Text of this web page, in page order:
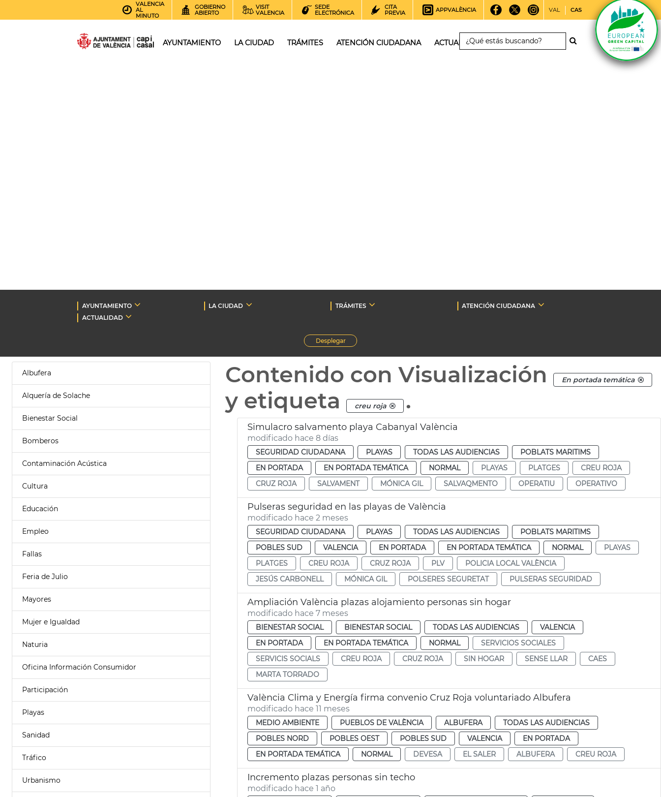
VALENCIA
AL
MINUTO
GOBIERNO
ABIERTO
VISIT
VALENCIA
SEDE
ELECTRÓNICA
CITA
PREVIA
APPVALÈNCIA VAL CAS
AYUNTAMIENTO LA CIUDAD TRÁMITES ATENCIÓN CIUDADANA ACTUALIDAD
AYUNTAMIENTO LA CIUDAD TRÁMITES
ATENCIÓN CIUDADANA
ACTUALIDAD
Desplegar
Albufera
Alquería de Solache
Bienestar Social
Bomberos
Contaminación Acústica
Cultura
Educación
Empleo
Fallas
Feria de Julio
Mayores
Mujer e Igualdad
Naturia
Oficina Información Consumidor
Participación
Playas
Sanidad
Tráfico
Urbanismo
Contenido con Visualización En portada temática
y etiqueta creu roja .
Simulacro salvamento playa Cabanyal València
modificado hace 8 días
SEGURIDAD CIUDADANA PLAYAS TODAS LAS AUDIENCIAS
POBLATS MARITIMS
EN PORTADA
EN PORTADA TEMÁTICA NORMAL PLAYAS PLATGES
CREU ROJA
CRUZ ROJA
SALVAMENT MÓNICA GIL SALVAQMENTO OPERATIU OPERATIVO
Pulseras seguridad en las playas de València
modificado hace 2 meses
SEGURIDAD CIUDADANA PLAYAS TODAS LAS AUDIENCIAS
POBLATS MARITIMS
POBLES SUD
VALENCIA EN PORTADA EN PORTADA TEMÁTICA NORMAL
PLAYAS
PLATGES
CREU ROJA CRUZ ROJA PLV
POLICIA LOCAL VALÈNCIA
JESÚS CARBONELL
MÓNICA GIL POLSERES SEGURETAT PULSERAS SEGURIDAD
Ampliación València plazas alojamiento personas sin hogar
modificado hace 7 meses
BIENESTAR SOCIAL BIENESTAR SOCIAL TODAS LAS AUDIENCIAS
VALENCIA
EN PORTADA
EN PORTADA TEMÁTICA NORMAL
SERVICIOS SOCIALES
SERVICIS SOCIALS
CREU ROJA CRUZ ROJA SIN HOGAR SENSE LLAR
CAES
MARTA TORRADO
València Clima y Energía firma convenio Cruz Roja voluntariado Albufera
modificado hace 11 meses
MEDIO AMBIENTE PUEBLOS DE VALÈNCIA ALBUFERA
TODAS LAS AUDIENCIAS
POBLES NORD
POBLES OEST POBLES SUD VALENCIA
EN PORTADA
EN PORTADA TEMÁTICA
NORMAL DEVESA EL SALER ALBUFERA CREU ROJA
Incremento plazas personas sin techo
modificado hace 1 año